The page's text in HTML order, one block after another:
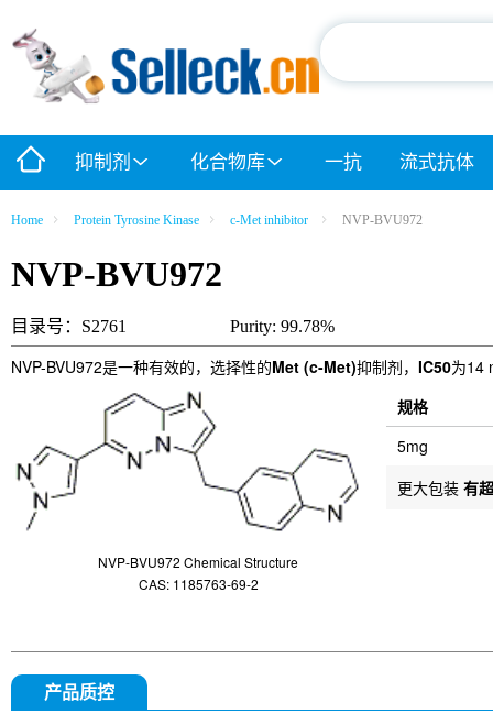
抑制剂 化合物库 一抗 流式抗体
Home Protein Tyrosine Kinase c-Met inhibitor NVP-BVU972
NVP-BVU972
目录号：S2761 Purity: 99.78%
NVP-BVU972是一种有效的，选择性的Met (c-Met)抑制剂， IC50为14
NVP-BVU972 Chemical Structure
CAS: 1185763-69-2
规格
5mg
更大包装 有
产品质控